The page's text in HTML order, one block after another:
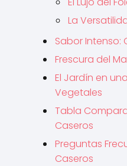
La
Sabor Intenso:
Frescura del
El Jardín en
Vegetales
Tabla
Caseros
Preguntas
Caseros